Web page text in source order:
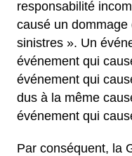
responsabilité
causé un
sinistres ». Un
événement qui
événement qui
dus à la même
événement qui
Par conséquent, la